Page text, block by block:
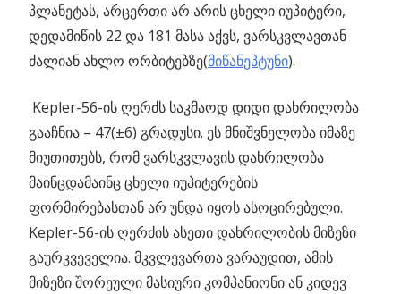
პლანეტას, არცერთი არ არის ცხელი იუპიტერი,
დედამიწის 22 და 181 მასა აქვს, ვარსკვლავთან
ძალიან ახლო ორბიტებზე(მიწანეპტუნი).
Kepler-56-ის ღერძს საკმაოდ დიდი დახრილობა
გააჩნია – 47(±6) გრადუსი. ეს მნიშვნელობა იმაზე
მიუთითებს, რომ ვარსკვლავის დახრილობა
მაინცდამაინც ცხელი იუპიტერების
ფორმირებასთან არ უნდა იყოს ასოცირებული.
Kepler-56-ის ღერძის ასეთი დახრილობის მიზეზი
გაურკვეველია. მკვლევართა ვარაუდით, ამის
მიზეზი შორეული მასიური კომპანიონი ან კიდევ